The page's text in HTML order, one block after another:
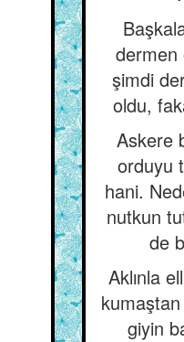
dermen
şimdi
oldu,
Askere
orduyu
hani.
nutkun
de
Aklınla
kumaştan
giyin